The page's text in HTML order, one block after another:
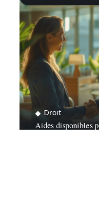
Droit
Aides disponibles